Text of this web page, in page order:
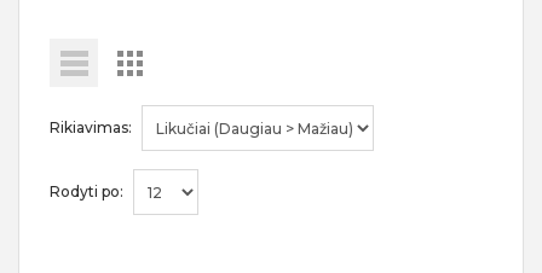
Rikiavimas:
Rodyti po: